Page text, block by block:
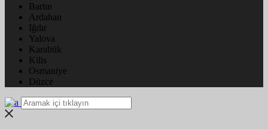
Bartın
Ardahan
Iğdır
Yalova
Karabük
Kilis
Osmaniye
Düzce